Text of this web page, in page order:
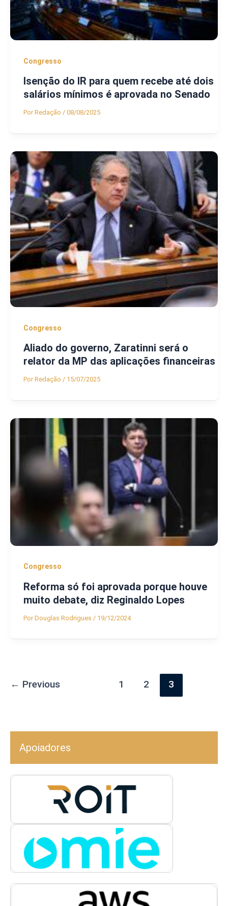
Congresso
Isenção do IR para quem recebe até dois
salários mínimos é aprovada no Senado
PorRedação / 08/08/2025
Congresso
Aliado do governo, Zaratinni será o
relator da MP das aplicações financeiras
PorRedação / 15/07/2025
Congresso
Reforma só foi aprovada porque houve
muito debate, diz Reginaldo Lopes
PorDouglas Rodrigues / 19/12/2024
← Previous 1 2 3
Apoiadores